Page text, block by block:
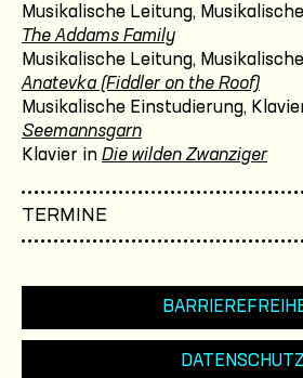
Musikalische Leitung,
The Addams Family
Musikalische Leitung,
Anatevka (Fiddler on the Roof)
Musikalische Einstudierung,
Seemannsgarn
Klavier in Die wilden Zwanziger
TERMINE
DATENSCHUTZ